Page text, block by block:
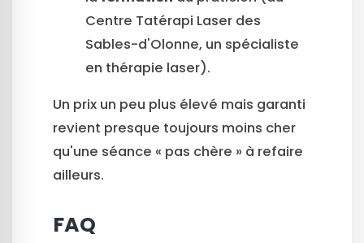
Centre Tatérapi Laser des
Sables-d'Olonne, un spécialiste
en thérapie laser).
Un prix un peu plus élevé mais garanti
revient presque toujours moins cher
qu'une séance « pas chère » à refaire
ailleurs.
FAQ